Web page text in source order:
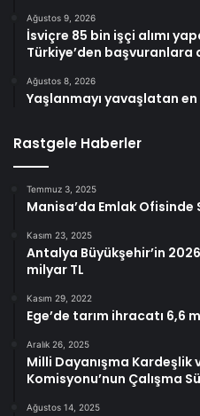
Ağustos 9, 2026
İsviçre 85 bin işçi alımı
Türkiye’den başvuranlara
Ağustos 8, 2026
Yaşlanmayı yavaşlatan
Rastgele Haberler
Temmuz 3, 2025
Manisa’da Emlak Ofisinde
Kasım 23, 2025
Antalya Büyükşehir’in
milyar TL
Kasım 29, 2022
Ege’de tarım ihracatı 6,6
Aralık 26, 2025
Milli Dayanışma Kardeşlik
Komisyonu’nun Çalışma
Ağustos 14, 2025